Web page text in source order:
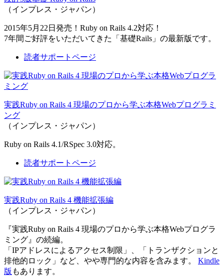
（インプレス・ジャパン）
2015年5月22日発売！Ruby on Rails 4.2対応！
7年間ご好評をいただいてきた「基礎Rails」の最新版です。
読者サポートページ
実践Ruby on Rails 4 現場のプロから学ぶ本格Webプログラミ
ング
（インプレス・ジャパン）
Ruby on Rails 4.1/RSpec 3.0対応。
読者サポートページ
実践Ruby on Rails 4 機能拡張編
（インプレス・ジャパン）
『実践Ruby on Rails 4 現場のプロから学ぶ本格Webプログラ
ミング』の続編。
「IPアドレスによるアクセス制限」、「トランザクションと
排他的ロック」など、やや専門的な内容を含みます。 Kindle
版 もあります。